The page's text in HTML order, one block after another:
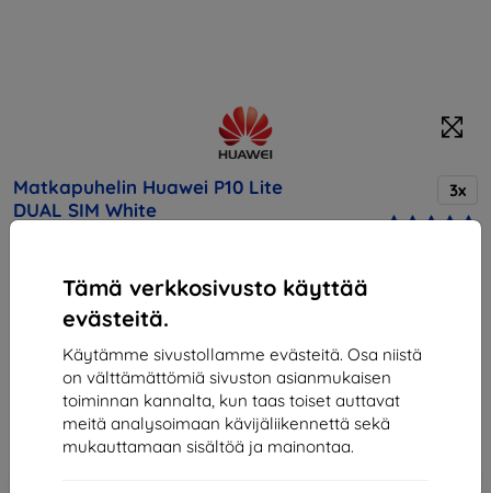
Tämä verkkosivusto käyttää
evästeitä.
Käytämme sivustollamme evästeitä. Osa niistä
on välttämättömiä sivuston asianmukaisen
toiminnan kannalta, kun taas toiset auttavat
meitä analysoimaan kävijäliikennettä sekä
mukauttamaan sisältöä ja mainontaa.
Matkapuhelin Huawei P10 Lite
DUAL SIM White
3x
Osta tämä laite ja saat 25% alennusta
kaikista sen
239,90 €
215,91 €
Hinta ilman ALV:tä174,12 €